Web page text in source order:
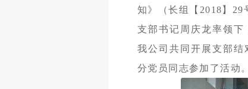
知》（长组【2018】
支部书记周庆龙率领下
我公司共同开展支部结
分党员同志参加了活动。